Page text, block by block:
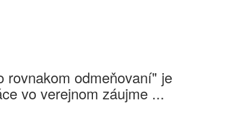
rovnakom odmeňovaní" je
vo verejnom záujme ...